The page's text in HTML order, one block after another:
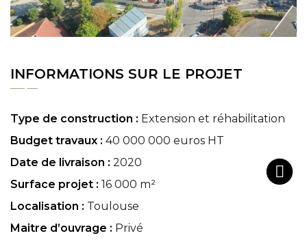
INFORMATIONS SUR LE PROJET
Type de construction : Extension et réhabilitation
Budget travaux : 40 000 000 euros HT
Date de livraison : 2020
Surface projet : 16 000 m²
Localisation : Toulouse
Maitre d’ouvrage : Privé